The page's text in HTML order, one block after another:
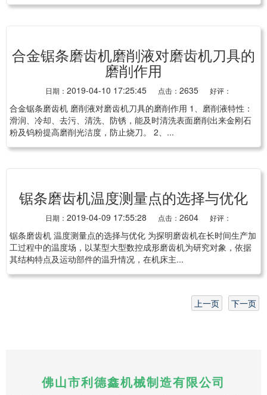
合金锯条磨齿机磨削液对磨齿机刀具的
磨削作用
日期： 2019-04-10 17:25:45 点击： 2635 好评：
合金锯条磨齿机 磨削液对磨齿机刀具的磨削作用 1、磨削液特性：
滑润、冷却、去污、清洗、防锈，能及时清洗表面磨削出来金刚石
粉及钨粉提高磨削光洁度，防止烧刀。 2、...
锯条磨齿机温度测量点的选择与优化
日期： 2019-04-09 17:55:28 点击： 2604 好评：
锯条磨齿机 温度测量点的选择与优化 为探明磨齿机在长时间生产加
工过程中的温度场，以某型大型数控成形磨齿机为研究对象，依据
其结构特点及运动部件的温升情况，在机床主...
上一页 下一页
佛山市利德鑫机械制造有限公司